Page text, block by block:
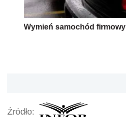
Wymień samochód firmowy
Źródło: